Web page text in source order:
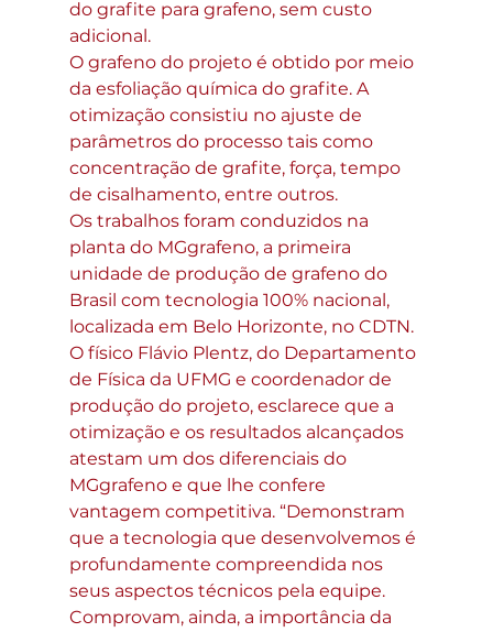
do grafite para grafeno, sem custo
adicional.
O grafeno do projeto é obtido por meio
da esfoliação química do grafite. A
otimização consistiu no ajuste de
parâmetros do processo tais como
concentração de grafite, força, tempo
de cisalhamento, entre outros.
Os trabalhos foram conduzidos na
planta do MGgrafeno, a primeira
unidade de produção de grafeno do
Brasil com tecnologia 100% nacional,
localizada em Belo Horizonte, no CDTN.
O físico Flávio Plentz, do Departamento
de Física da UFMG e coordenador de
produção do projeto, esclarece que a
otimização e os resultados alcançados
atestam um dos diferenciais do
MGgrafeno e que lhe confere
vantagem competitiva. “Demonstram
que a tecnologia que desenvolvemos é
profundamente compreendida nos
seus aspectos técnicos pela equipe.
Comprovam, ainda, a importância da